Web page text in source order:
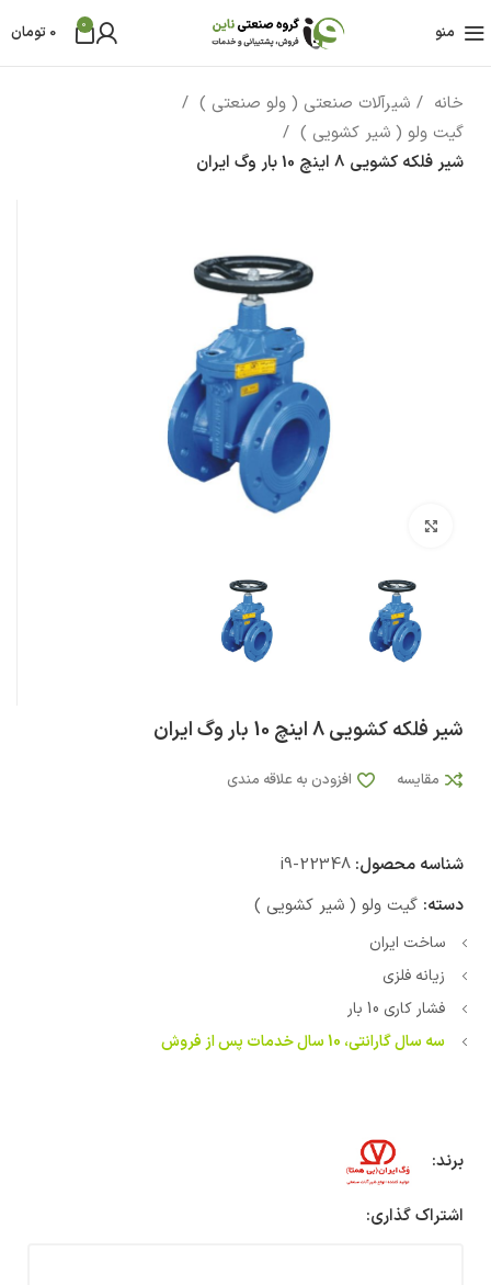
منو 0
0 تومان
خانه
شیرآلات صنعتی ( ولو صنعتی )
گیت ولو ( شیر کشویی )
شیر فلکه کشویی 8 اینچ 10 بار وگ ایران
شیر فلکه کشویی 8 اینچ 10 بار وگ ایران
مقایسه افزودن به علاقه مندی
شناسه محصول: i9-22348
دسته: گیت ولو ( شیر کشویی )
ساخت ایران
زیانه فلزی
فشار کاری 10 بار
سه سال گارانتی، 10 سال خدمات پس از فروش
برند:
اشتراک گذاری: